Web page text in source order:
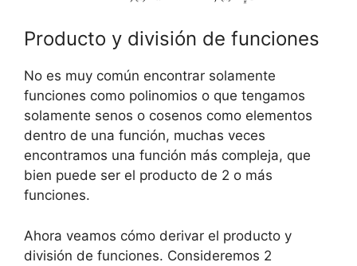
Producto y división de funciones
No es muy común encontrar solamente
funciones como polinomios o que tengamos
solamente senos o cosenos como elementos
dentro de una función, muchas veces
encontramos una función más compleja, que
bien puede ser el producto de 2 o más
funciones.
Ahora veamos cómo derivar el producto y
división de funciones. Consideremos 2